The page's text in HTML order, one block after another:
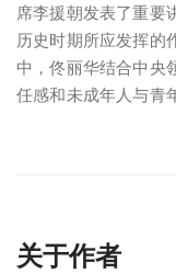
席李援朝发表了重要
历史时期所应发挥的
中，佟丽华结合中央
任感和未成年人与青
关于作者